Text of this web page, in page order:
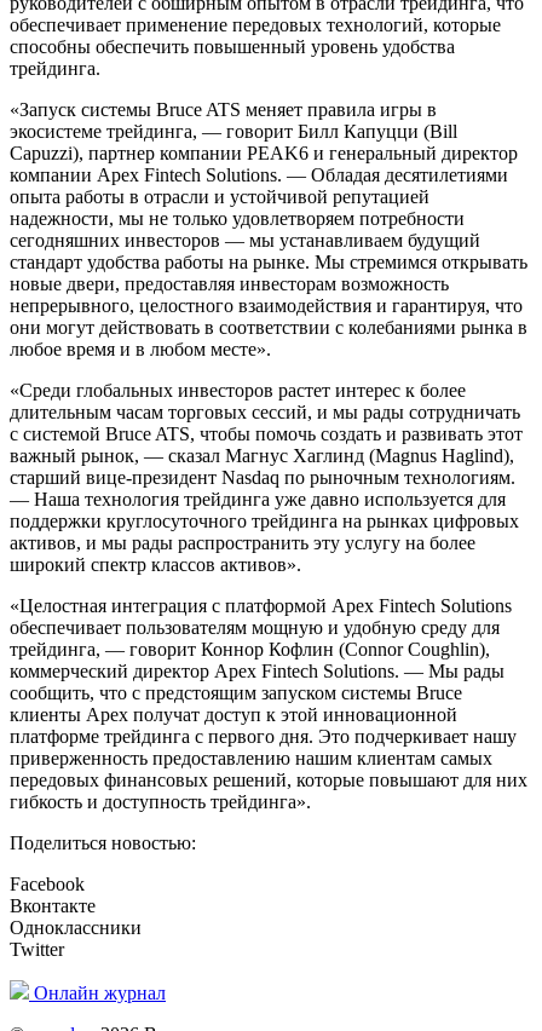
обеспечивает применение передовых технологий, которые
способны обеспечить повышенный уровень удобства
трейдинга.
«Запуск системы Bruce ATS меняет правила игры в
экосистеме трейдинга, — говорит Билл Капуцци (Bill
Capuzzi), партнер компании PEAK6 и генеральный директор
компании Apex Fintech Solutions. — Обладая десятилетиями
опыта работы в отрасли и устойчивой репутацией
надежности, мы не только удовлетворяем потребности
сегодняшних инвесторов — мы устанавливаем будущий
стандарт удобства работы на рынке. Мы стремимся открывать
новые двери, предоставляя инвесторам возможность
непрерывного, целостного взаимодействия и гарантируя, что
они могут действовать в соответствии с колебаниями рынка в
любое время и в любом месте».
«Среди глобальных инвесторов растет интерес к более
длительным часам торговых сессий, и мы рады сотрудничать
с системой Bruce ATS, чтобы помочь создать и развивать этот
важный рынок, — сказал Магнус Хаглинд (Magnus Haglind),
старший вице-президент Nasdaq по рыночным технологиям.
— Наша технология трейдинга уже давно используется для
поддержки круглосуточного трейдинга на рынках цифровых
активов, и мы рады распространить эту услугу на более
широкий спектр классов активов».
«Целостная интеграция с платформой Apex Fintech Solutions
обеспечивает пользователям мощную и удобную среду для
трейдинга, — говорит Коннор Кофлин (Connor Coughlin),
коммерческий директор Apex Fintech Solutions. — Мы рады
сообщить, что с предстоящим запуском системы Bruce
клиенты Apex получат доступ к этой инновационной
платформе трейдинга с первого дня. Это подчеркивает нашу
приверженность предоставлению нашим клиентам самых
передовых финансовых решений, которые повышают для них
гибкость и доступность трейдинга».
Поделиться новостью:
Facebook
Вконтакте
Одноклассники
Twitter
Онлайн журнал